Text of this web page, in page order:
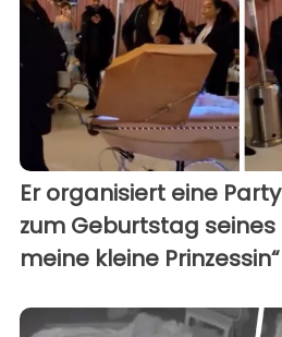
Er organisiert eine Party
zum Geburtstag seines
meine kleine Prinzessin“